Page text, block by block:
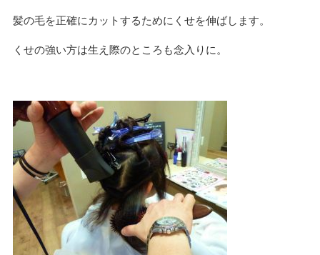
髪の毛を正確にカットするためにくせを伸ばします。
くせの強い方は生え際のところも念入りに。